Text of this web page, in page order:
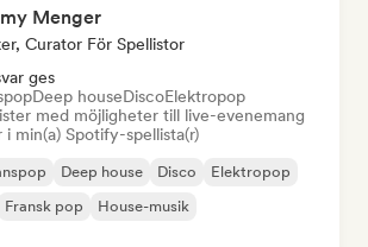
Menger
Curator För Spellistor
ges
Deep houseDiscoElektropop
med möjligheter till live-evenemang
i min(a) Spotify-spellista(r)
Deep house Disco
Elektropop
Fransk pop House-musik